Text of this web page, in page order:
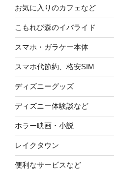
お気に入りのカフェなど
こもれび森のイバライド
スマホ・ガラケー本体
スマホ代節約、格安SIM
ディズニーグッズ
ディズニー体験談など
ホラー映画・小説
レイクタウン
便利なサービスなど